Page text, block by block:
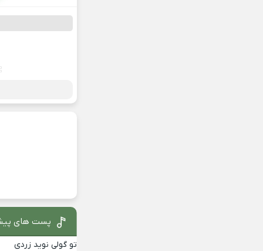
پست های
تو گولی نوید زردی